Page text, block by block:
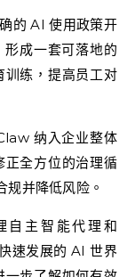
的 AI 使用政策开
成一套可落地的
训练，提高员工对
纳入企业整体
正全方位的治理循
并降低风险。
自主智能代理和
速发展的 AI 世界